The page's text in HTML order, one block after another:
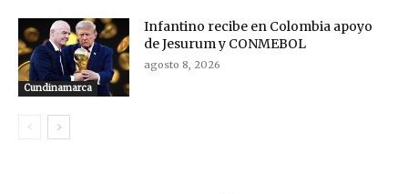
Cundinamarca
Infantino recibe en Colombia apoyo
de Jesurum y CONMEBOL
agosto 8, 2026